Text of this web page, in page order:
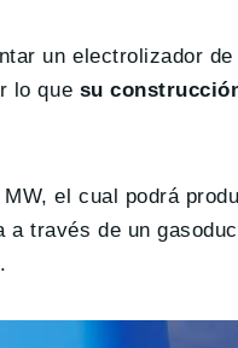
un electrolizador de
lo que su
el cual podrá
a través de un